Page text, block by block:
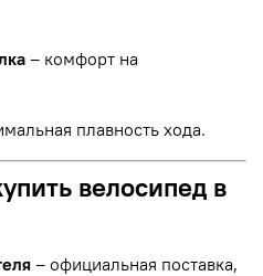
– комфорт на
плавность хода.
велосипед в
– официальная поставка,